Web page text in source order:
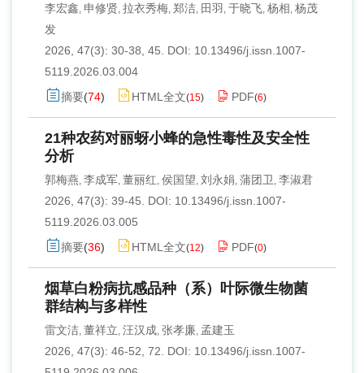
李宏鑫, 申修贤, 拉衣秀梅, 郑洁, 田羽 , 于晓飞, 杨相, 杨茂
发
2026, 47(3): 30-38, 45.
DOI: 10.13496/j.issn.1007-
5119.2026.03.004
摘要(74) HTML全文(15) PDF(6)
21种农药对丽蚜小蜂的急性毒性及安全性
分析
郭梅燕, 李成军, 董丽红, 侯国望, 刘永娟, 蒲团卫 , 李淑君
2026, 47(3): 39-45.
DOI: 10.13496/j.issn.1007-
5119.2026.03.005
摘要(36) HTML全文(12) PDF(0)
烟草白粉病抗感品种（系）叶际微生物菌
群结构与多样性
雷文洁, 董祥立, 汪汉成, 张孝廉, 孟建玉
2026, 47(3): 46-52, 72.
DOI: 10.13496/j.issn.1007-